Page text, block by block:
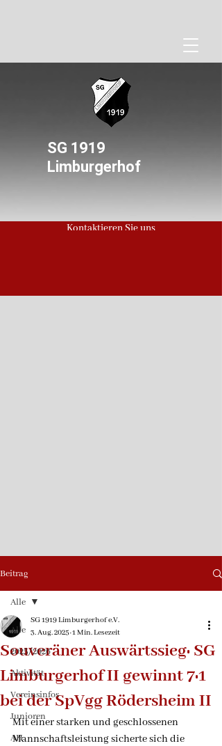
SG 1919
Limburgerhof
Kontaktieren Sie uns
Beitrag
Alle
2025/2026
Aktivität
Vereinsinfos
Junioren
AH
Alle
Souveräner Auswärtssieg: SG
Limburgerhof II gewinnt 7:1
bei der SpVgg Rödersheim II
SG 1919 Limburgerhof e.V.
3. Aug. 2025 1 Min. Lesezeit
Mit einer starken und geschlossenen
Mannschaftsleistung sicherte sich die